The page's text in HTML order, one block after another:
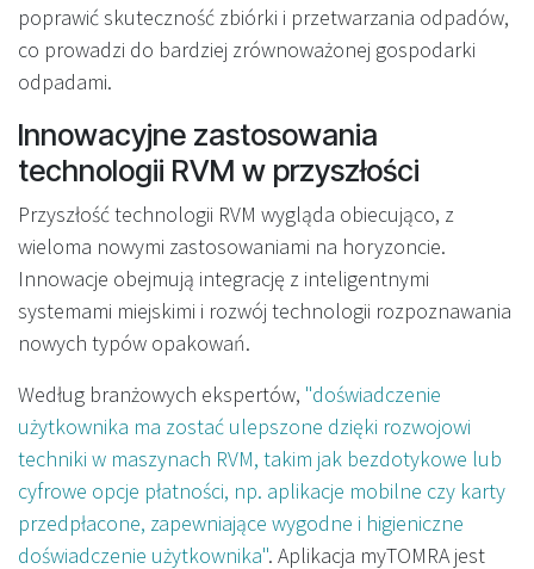
poprawić skuteczność zbiórki i przetwarzania odpadów,
co prowadzi do bardziej zrównoważonej gospodarki
odpadami.
Innowacyjne zastosowania
technologii RVM w przyszłości
Przyszłość technologii RVM wygląda obiecująco, z
wieloma nowymi zastosowaniami na horyzoncie.
Innowacje obejmują integrację z inteligentnymi
systemami miejskimi i rozwój technologii rozpoznawania
nowych typów opakowań.
Według branżowych ekspertów, "doświadczenie
użytkownika ma zostać ulepszone dzięki rozwojowi
techniki w maszynach RVM, takim jak bezdotykowe lub
cyfrowe opcje płatności, np. aplikacje mobilne czy karty
przedpłacone, zapewniające wygodne i higieniczne
doświadczenie użytkownika". Aplikacja myTOMRA jest